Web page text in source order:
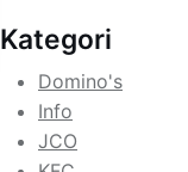
Kategori
Domino's
Info
JCO